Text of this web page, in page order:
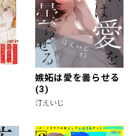
嫉妬は愛を曇らせる
(3)
汀えいじ